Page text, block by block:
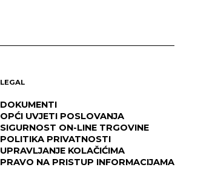
LEGAL
DOKUMENTI
OPĆI UVJETI POSLOVANJA
SIGURNOST ON-LINE TRGOVINE
POLITIKA PRIVATNOSTI
UPRAVLJANJE KOLAČIĆIMA
PRAVO NA PRISTUP INFORMACIJAMA